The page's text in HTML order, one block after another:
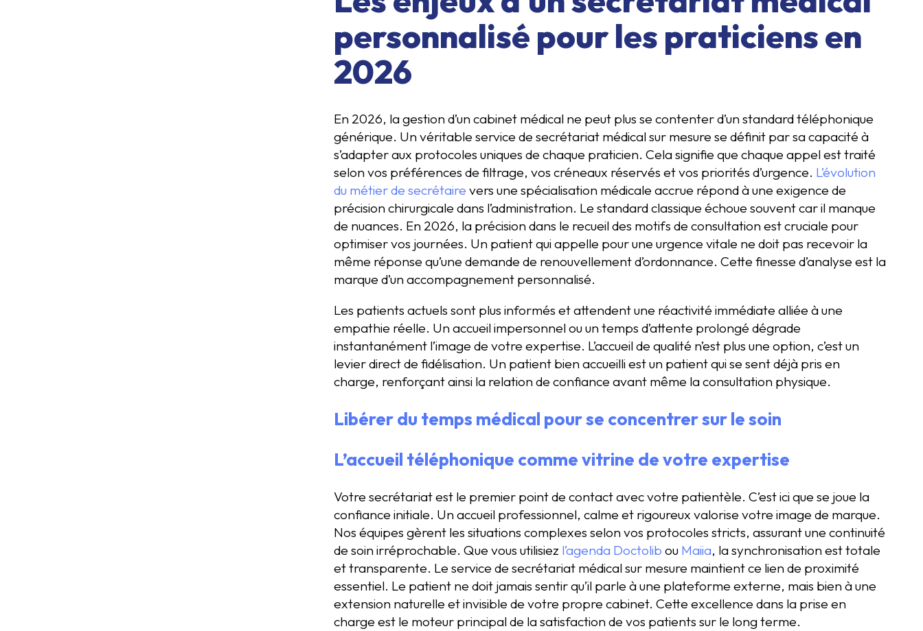
personnalisé pour les praticiens en
2026
En 2026, la gestion d’un cabinet médical ne peut plus se contenter d’un standard téléphonique
générique. Un véritable service de secrétariat médical sur mesure se définit par sa capacité à
s’adapter aux protocoles uniques de chaque praticien. Cela signifie que chaque appel est traité
selon vos préférences de filtrage, vos créneaux réservés et vos priorités d’urgence. L’évolution
du métier de secrétaire vers une spécialisation médicale accrue répond à une exigence de
précision chirurgicale dans l’administration. Le standard classique échoue souvent car il manque
de nuances. En 2026, la précision dans le recueil des motifs de consultation est cruciale pour
optimiser vos journées. Un patient qui appelle pour une urgence vitale ne doit pas recevoir la
même réponse qu’une demande de renouvellement d’ordonnance. Cette finesse d’analyse est la
marque d’un accompagnement personnalisé.
Les patients actuels sont plus informés et attendent une réactivité immédiate alliée à une
empathie réelle. Un accueil impersonnel ou un temps d’attente prolongé dégrade
instantanément l’image de votre expertise. L’accueil de qualité n’est plus une option, c’est un
levier direct de fidélisation. Un patient bien accueilli est un patient qui se sent déjà pris en
charge, renforçant ainsi la relation de confiance avant même la consultation physique.
Libérer du temps médical pour se concentrer sur le soin
L’accueil téléphonique comme vitrine de votre expertise
Votre secrétariat est le premier point de contact avec votre patientèle. C’est ici que se joue la
confiance initiale. Un accueil professionnel, calme et rigoureux valorise votre image de marque.
Nos équipes gèrent les situations complexes selon vos protocoles stricts, assurant une continuité
de soin irréprochable. Que vous utilisiez l’agenda Doctolib ou Maiia, la synchronisation est totale
et transparente. Le service de secrétariat médical sur mesure maintient ce lien de proximité
essentiel. Le patient ne doit jamais sentir qu’il parle à une plateforme externe, mais bien à une
extension naturelle et invisible de votre propre cabinet. Cette excellence dans la prise en
charge est le moteur principal de la satisfaction de vos patients sur le long terme.